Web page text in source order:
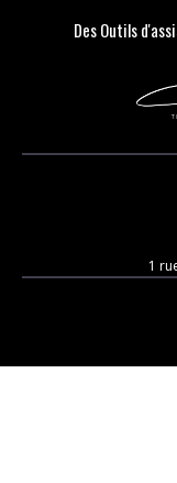
Des Outils
1